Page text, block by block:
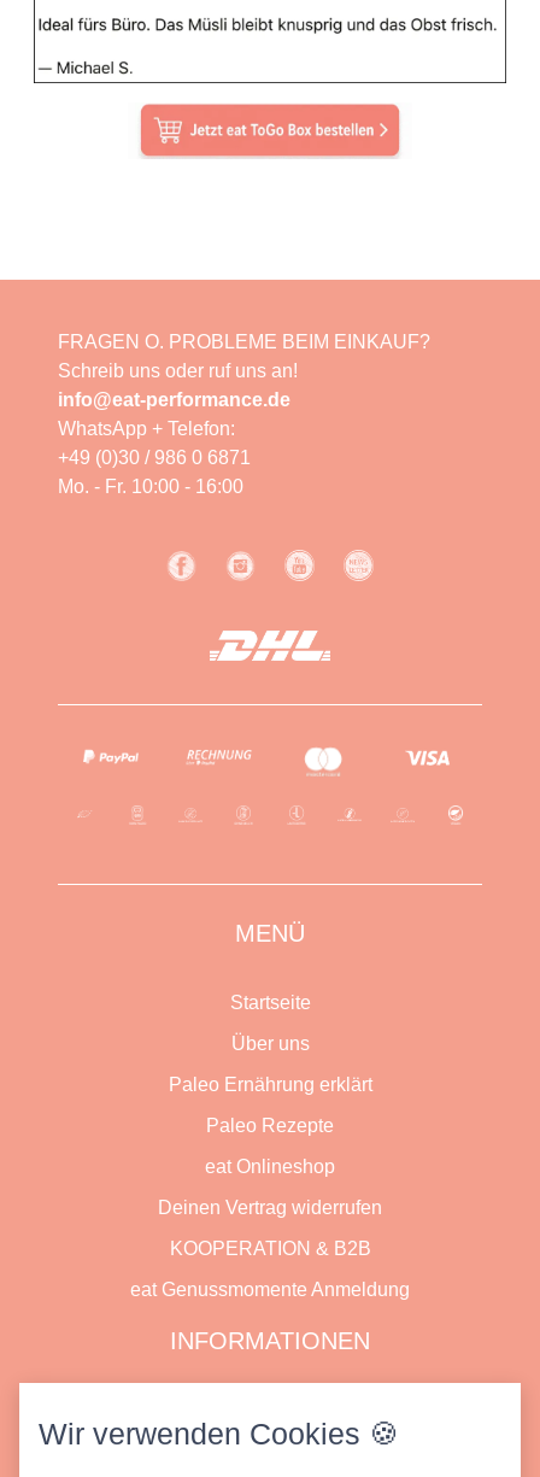
FRAGEN O. PROBLEME BEIM EINKAUF?
Schreib uns oder ruf uns an!
info@eat-performance.de
WhatsApp + Telefon:
+49 (0)30 / 986 0 6871
Mo. - Fr. 10:00 - 16:00
MENÜ
Startseite
Über uns
Paleo Ernährung erklärt
Paleo Rezepte
eat Onlineshop
Deinen Vertrag widerrufen
KOOPERATION & B2B
eat Genussmomente Anmeldung
INFORMATIONEN
Impressum
Wir verwenden Cookies 🍪